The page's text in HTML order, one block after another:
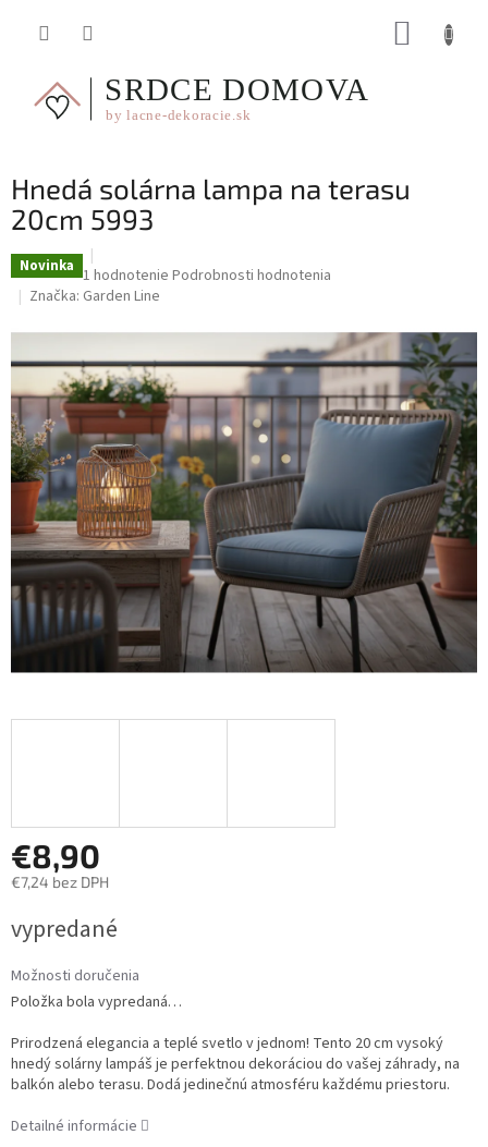
Hnedá solárna lampa na terasu
20cm 5993
Novinka Priemerné
hodnotenie
je
5,0
z
5
hviezdičiek.
1 hodnotenie Podrobnosti hodnotenia
Značka: Garden Line
€8,90
€7,24 bez DPH
cena:
vypredané
Možnosti doručenia
Položka bola vypredaná…
Prirodzená elegancia a teplé svetlo v jednom! Tento 20 cm vysoký
hnedý solárny lampáš je perfektnou dekoráciou do vašej záhrady, na
balkón alebo terasu. Dodá jedinečnú atmosféru každému priestoru.
Detailné informácie